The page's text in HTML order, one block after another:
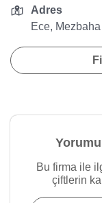
Adres
Ece,
Bu firma ile
çiftlerin